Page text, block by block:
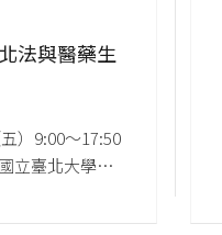
法與醫藥生
）9:00～17:50
立臺北大學三